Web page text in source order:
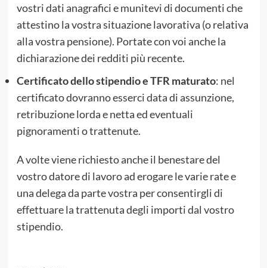
vostri dati anagrafici e munitevi di documenti che
attestino la vostra situazione lavorativa (o relativa
alla vostra pensione). Portate con voi anche la
dichiarazione dei redditi più recente.
Certificato dello stipendio e TFR maturato: nel
certificato dovranno esserci data di assunzione,
retribuzione lorda e netta ed eventuali
pignoramenti o trattenute.
A volte viene richiesto anche il benestare del
vostro datore di lavoro ad erogare le varie rate e
una delega da parte vostra per consentirgli di
effettuare la trattenuta degli importi dal vostro
stipendio.